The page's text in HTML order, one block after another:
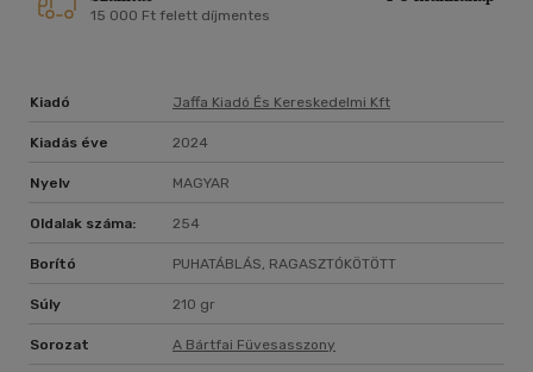
15 000 Ft felett díjmentes
Kiadó Jaffa Kiadó És Kereskedelmi Kft
Kiadás éve 2024
Nyelv MAGYAR
Oldalak száma: 254
Borító PUHATÁBLÁS, RAGASZTÓKÖTÖTT
Súly 210 gr
Sorozat A Bártfai Füvesasszony